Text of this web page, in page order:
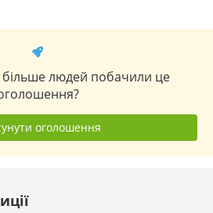
людей побачили це
оголошення